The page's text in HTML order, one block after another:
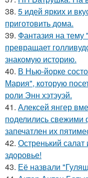
38. 5 идей ярких и
приготовить дома.
39. Фантазия на тему
превращает
знакомую историю.
40. В Нью-йорке
Мария", которую
роли Энн хэтэуэй.
41. Алексей янгер
поделились свежими
запечатлен их
42. Остренький салат
здоровье!
43. Её назвали